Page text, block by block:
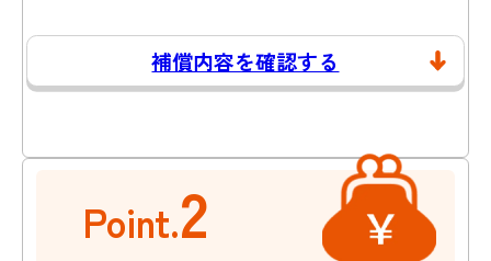
補償内容を確認する
Point.2